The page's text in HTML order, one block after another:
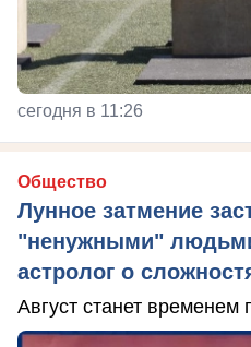
сегодня в 11:26
Общество
Лунное затмение
"ненужными"
астролог о
Август станет временем